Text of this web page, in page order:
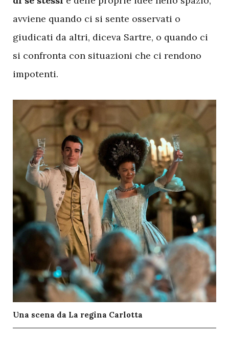
avviene quando ci si sente osservati o
giudicati da altri, diceva Sartre, o quando ci
si confronta con situazioni che ci rendono
impotenti.
Una scena da La regina Carlotta